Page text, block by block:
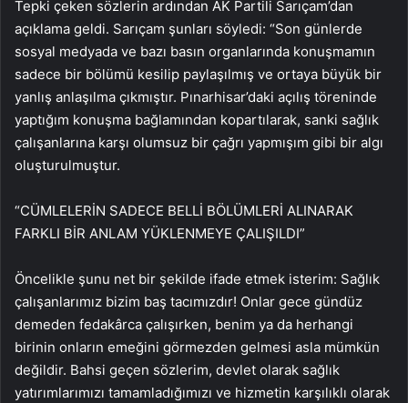
Tepki çeken sözlerin ardından AK Partili Sarıçam’dan
açıklama geldi. Sarıçam şunları söyledi: “Son günlerde
sosyal medyada ve bazı basın organlarında konuşmamın
sadece bir bölümü kesilip paylaşılmış ve ortaya büyük bir
yanlış anlaşılma çıkmıştır. Pınarhisar’daki açılış töreninde
yaptığım konuşma bağlamından kopartılarak, sanki sağlık
çalışanlarına karşı olumsuz bir çağrı yapmışım gibi bir algı
oluşturulmuştur.
“CÜMLELERİN SADECE BELLİ BÖLÜMLERİ ALINARAK
FARKLI BİR ANLAM YÜKLENMEYE ÇALIŞILDI”
Öncelikle şunu net bir şekilde ifade etmek isterim: Sağlık
çalışanlarımız bizim baş tacımızdır! Onlar gece gündüz
demeden fedakârca çalışırken, benim ya da herhangi
birinin onların emeğini görmezden gelmesi asla mümkün
değildir. Bahsi geçen sözlerim, devlet olarak sağlık
yatırımlarımızı tamamladığımızı ve hizmetin karşılıklı olarak